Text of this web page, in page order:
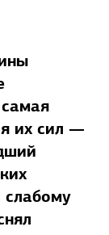
их сил —
слабому